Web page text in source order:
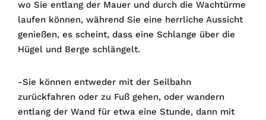
wo Sie entlang der Mauer und durch die Wachtürme
laufen können, während Sie eine herrliche Aussicht
genießen, es scheint, dass eine Schlange über die
Hügel und Berge schlängelt.
-Sie können entweder mit der Seilbahn
zurückfahren oder zu Fuß gehen, oder wandern
entlang der Wand für etwa eine Stunde, dann mit